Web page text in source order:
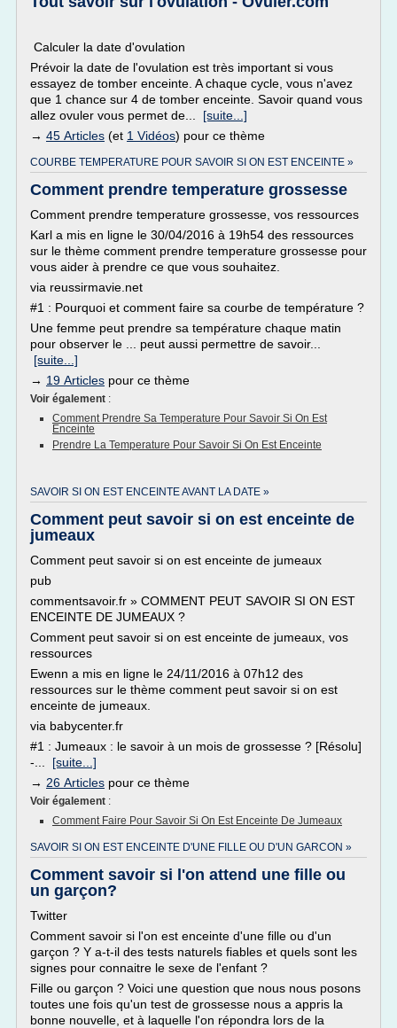
Calculer la date d'ovulation
Prévoir la date de l'ovulation est très important si vous
essayez de tomber enceinte. A chaque cycle, vous n'avez
que 1 chance sur 4 de tomber enceinte. Savoir quand vous
allez ovuler vous permet de... [suite...]
→ 45 Articles (et 1 Vidéos) pour ce thème
COURBE TEMPERATURE POUR SAVOIR SI ON EST ENCEINTE »
Comment prendre temperature grossesse
Comment prendre temperature grossesse, vos ressources
Karl a mis en ligne le 30/04/2016 à 19h54 des ressources
sur le thème comment prendre temperature grossesse pour
vous aider à prendre ce que vous souhaitez.
via reussirmavie.net
#1 : Pourquoi et comment faire sa courbe de température ?
Une femme peut prendre sa température chaque matin
pour observer le ... peut aussi permettre de savoir...
[suite...]
→ 19 Articles pour ce thème
Voir également :
Comment Prendre Sa Temperature Pour Savoir Si On Est
Enceinte
Prendre La Temperature Pour Savoir Si On Est Enceinte
SAVOIR SI ON EST ENCEINTE AVANT LA DATE »
Comment peut savoir si on est enceinte de
jumeaux
Comment peut savoir si on est enceinte de jumeaux
pub
commentsavoir.fr » COMMENT PEUT SAVOIR SI ON EST
ENCEINTE DE JUMEAUX ?
Comment peut savoir si on est enceinte de jumeaux, vos
ressources
Ewenn a mis en ligne le 24/11/2016 à 07h12 des
ressources sur le thème comment peut savoir si on est
enceinte de jumeaux.
via babycenter.fr
#1 : Jumeaux : le savoir à un mois de grossesse ? [Résolu]
-... [suite...]
→ 26 Articles pour ce thème
Voir également :
Comment Faire Pour Savoir Si On Est Enceinte De Jumeaux
SAVOIR SI ON EST ENCEINTE D'UNE FILLE OU D'UN GARCON »
Comment savoir si l'on attend une fille ou
un garçon?
Twitter
Comment savoir si l'on est enceinte d'une fille ou d'un
garçon ? Y a-t-il des tests naturels fiables et quels sont les
signes pour connaitre le sexe de l'enfant ?
Fille ou garçon ? Voici une question que nous nous posons
toutes une fois qu'un test de grossesse nous a appris la
bonne nouvelle, et à laquelle l'on répondra lors de la